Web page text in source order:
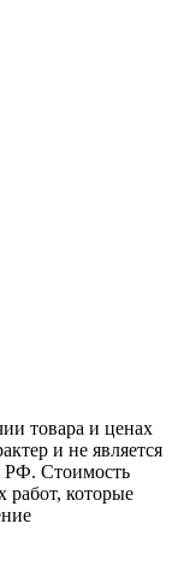
товара и ценах
и не является
РФ. Стоимость
работ, которые